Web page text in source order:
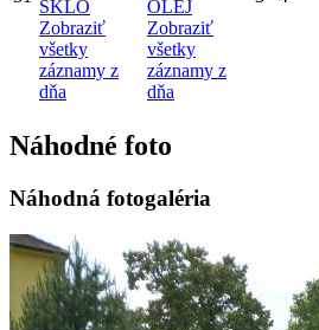
SKLO
Zobraziť
všetky
záznamy z
dňa
OLEJ
Zobraziť
všetky
záznamy z
dňa
Náhodné foto
Náhodná fotogaléria